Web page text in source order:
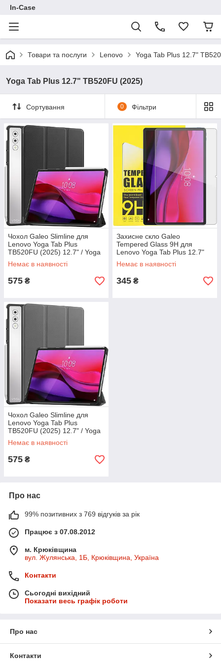
In-Case
Товари та послуги Lenovo Yoga Tab Plus 12.7"
Yoga Tab Plus 12.7" TB520FU (2025)
Сортування 0 Фільтри
Чохол Galeo Slimline для
Lenovo Yoga Tab Plus
TB520FU (2025) 12.7" / Yoga
Pad Pro Ai Black
Немає в наявності
575 ₴
Захисне скло Galeo
Tempered Glass 9H для
Lenovo Yoga Tab Plus 12.7"
TB520FU
Немає в наявності
345 ₴
Чохол Galeo Slimline для
Lenovo Yoga Tab Plus
TB520FU (2025) 12.7" / Yoga
Pad Pro Ai Grey
Немає в наявності
575 ₴
Про нас
99% позитивних з 769 відгуків за рік
Працює з 07.08.2012
м. Крюківщина
вул. Жулянська, 1Б, Крюківщина, Україна
Контакти
Сьогодні вихідний
Показати весь графік роботи
Про нас
Контакти